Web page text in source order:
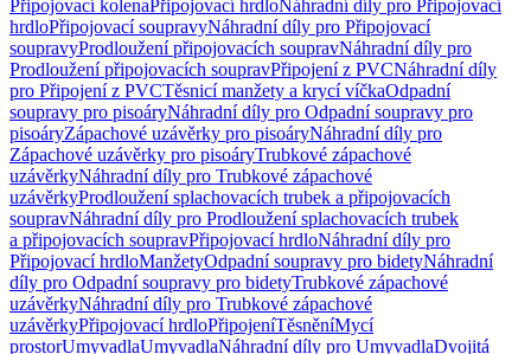
Připojovací kolenaPřipojovací hrdloNáhradní díly pro Připojovací
hrdloPřipojovací soupravyNáhradní díly pro Připojovací
soupravyProdloužení připojovacích soupravNáhradní díly pro
Prodloužení připojovacích soupravPřipojení z PVCNáhradní díly
pro Připojení z PVCTěsnicí manžety a krycí víčkaOdpadní
soupravy pro pisoáryNáhradní díly pro Odpadní soupravy pro
pisoáryZápachové uzávěrky pro pisoáryNáhradní díly pro
Zápachové uzávěrky pro pisoáryTrubkové zápachové
uzávěrkyNáhradní díly pro Trubkové zápachové
uzávěrkyProdloužení splachovacích trubek a připojovacích
soupravNáhradní díly pro Prodloužení splachovacích trubek
a připojovacích soupravPřipojovací hrdloNáhradní díly pro
Připojovací hrdloManžetyOdpadní soupravy pro bidetyNáhradní
díly pro Odpadní soupravy pro bidetyTrubkové zápachové
uzávěrkyNáhradní díly pro Trubkové zápachové
uzávěrkyPřipojovací hrdloPřipojeníTěsněníMycí
prostorUmyvadlaUmyvadlaNáhradní díly pro UmyvadlaDvojitá